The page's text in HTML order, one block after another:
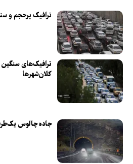
ترافیک پرحجم و
ترافیک‌های
کلان‌شهر‌ها
جاده چالوس